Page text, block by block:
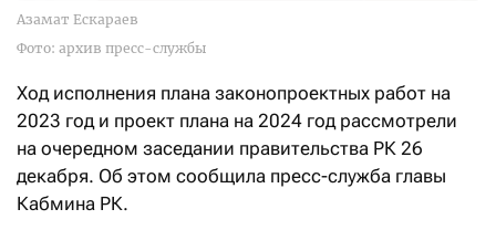
Азамат Ескараев
Фото: архив пресс-службы
Ход исполнения плана законопроектных работ на
2023 год и проект плана на 2024 год рассмотрели
на очередном заседании правительства РК 26
декабря. Об этом сообщила пресс-служба главы
Кабмина РК.